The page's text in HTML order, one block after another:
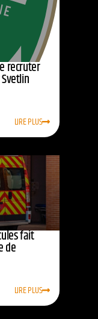
recruter
LIRE PLUS
fait
de
LIRE PLUS